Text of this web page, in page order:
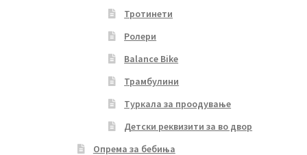
Тротинети
Ролери
Balance Bike
Трамбулини
Туркала за проодување
Детски реквизити за во двор
Опрема за бебиња